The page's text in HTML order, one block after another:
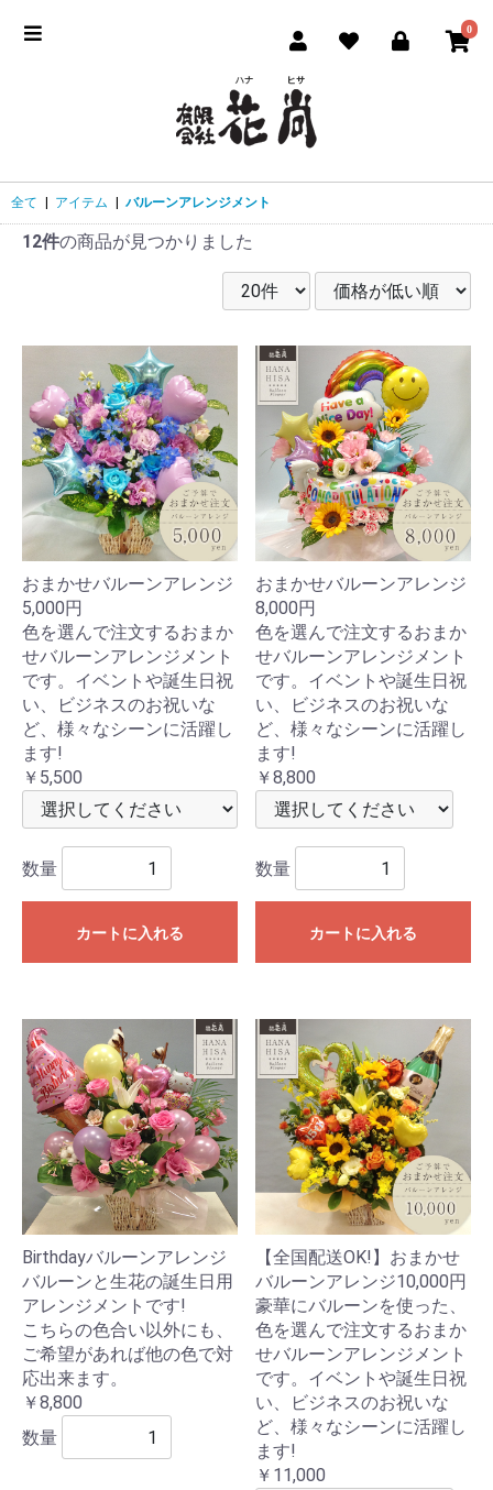
0
全て アイテム バルーンアレンジメント
12件の商品が見つかりました
おまかせバルーンアレンジ
5,000円
色を選んで注文するおまか
せバルーンアレンジメント
です。イベントや誕生日祝
い、ビジネスのお祝いな
ど、様々なシーンに活躍し
ます!
￥5,500
数量
カートに入れる
おまかせバルーンアレンジ
8,000円
色を選んで注文するおまか
せバルーンアレンジメント
です。イベントや誕生日祝
い、ビジネスのお祝いな
ど、様々なシーンに活躍し
ます!
￥8,800
数量
カートに入れる
Birthdayバルーンアレンジ
バルーンと生花の誕生日用
アレンジメントです!
こちらの色合い以外にも、
ご希望があれば他の色で対
応出来ます。
￥8,800
数量
【全国配送OK!】おまかせ
バルーンアレンジ10,000円
豪華にバルーンを使った、
色を選んで注文するおまか
せバルーンアレンジメント
です。イベントや誕生日祝
い、ビジネスのお祝いな
ど、様々なシーンに活躍し
ます!
￥11,000